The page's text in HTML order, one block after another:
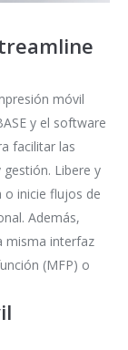
móvil
y el software
facilitar las
Libere y
o inicie flujos de
Además,
misma interfaz
(MFP) o